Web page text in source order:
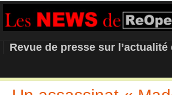
REOPEN911 –
Revue de presse sur l’actualité